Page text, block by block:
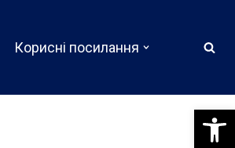
Корисні посилання